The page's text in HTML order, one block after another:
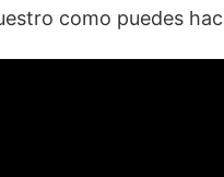
como puedes